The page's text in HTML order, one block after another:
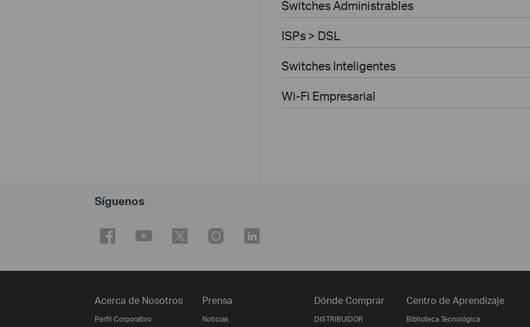
Switches Administrables
ISPs > DSL
Switches Inteligentes
Wi-Fi Empresarial
Síguenos
Acerca de Nosotros
Perfil Corporativo
Prensa
Noticias
Dónde Comprar
DISTRIBUIDOR
Centro de Aprendizaje
Biblioteca Tecnológica